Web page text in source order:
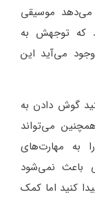
می‌دهد موسیقی
که توجهش به
می‌آید این
گوش دادن به
می‌تواند
به مهارت‌های
باعث نمی‌شود
کنید اما کمک